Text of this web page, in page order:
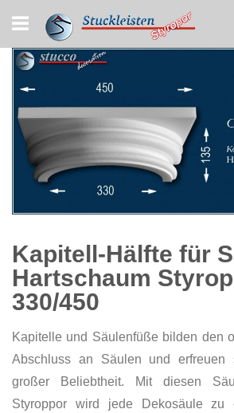
to
Content
Kapitell-Hälfte für
Hartschaum
330/450
Kapitelle und Säulenfüße bilden den
Abschluss an Säulen und
großer Beliebtheit. Mit diesen
Styroppor wird jede Dekosäule zu